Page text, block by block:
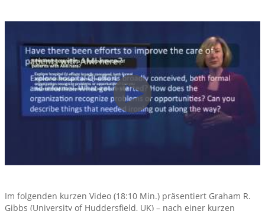
Im folgenden kurzen Video (18:10 Min.) präsentiert Graham R.
Gibbs (University of Huddersfield, UK) – nach einer kurzen